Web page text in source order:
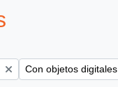
Remove filter:
Con objetos digitales